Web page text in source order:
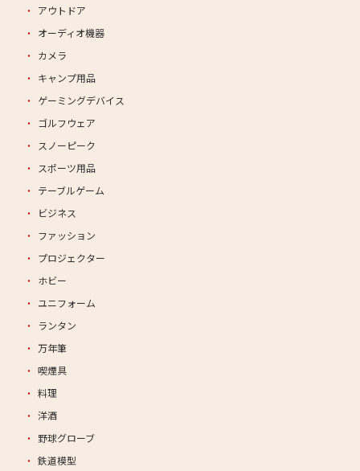
アウトドア
オーディオ機器
カメラ
キャンプ用品
ゲーミングデバイス
ゴルフウェア
スノーピーク
スポーツ用品
テーブルゲーム
ビジネス
ファッション
プロジェクター
ホビー
ユニフォーム
ランタン
万年筆
喫煙具
料理
洋酒
野球グローブ
鉄道模型